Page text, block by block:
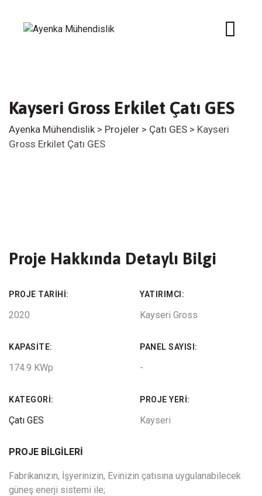
Kayseri Gross Erkilet Çatı GES
Ayenka Mühendislik> Projeler > Çatı GES > Kayseri
Gross Erkilet Çatı GES
Proje Hakkında Detaylı Bilgi
PROJE TARIHI:
2020
YATIRIMCI:
Kayseri Gross
KAPASITE:
174.9 KWp
PANEL SAYISI:
-
KATEGORI:
Çatı GES
PROJE YERI:
Kayseri
PROJE BILGILERI
Fabrikanızın, İşyerinizin, Evinizin çatısına uygulanabilecek
güneş enerji sistemi ile;